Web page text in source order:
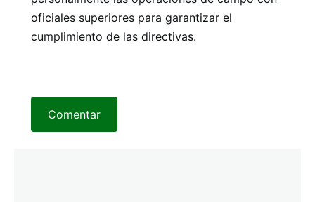
oficiales superiores para garantizar el
cumplimiento de las directivas.
Comentar